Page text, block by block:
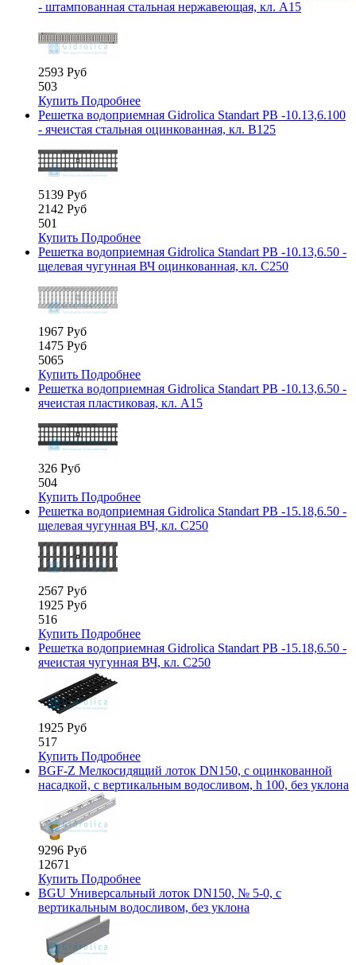
- штампованная стальная нержавеющая, кл. А15
2593 Руб
503
Купить Подробнее
Решетка водоприемная Gidrolica Standart РВ -10.13,6.100
- ячеистая стальная оцинкованная, кл. В125
5139 Руб
2142 Руб
501
Купить Подробнее
Решетка водоприемная Gidrolica Standart РВ -10.13,6.50 -
щелевая чугунная ВЧ оцинкованная, кл. С250
1967 Руб
1475 Руб
5065
Купить Подробнее
Решетка водоприемная Gidrolica Standart РВ -10.13,6.50 -
ячеистая пластиковая, кл. А15
326 Руб
504
Купить Подробнее
Решетка водоприемная Gidrolica Standart РВ -15.18,6.50 -
щелевая чугунная ВЧ, кл. С250
2567 Руб
1925 Руб
516
Купить Подробнее
Решетка водоприемная Gidrolica Standart РВ -15.18,6.50 -
ячеистая чугунная ВЧ, кл. С250
1925 Руб
517
Купить Подробнее
BGF-Z Мелкосидящий лоток DN150, с оцинкованной
насадкой, с вертикальным водосливом, h 100, без уклона
9296 Руб
12671
Купить Подробнее
BGU Универсальный лоток DN150, № 5-0, с
вертикальным водосливом, без уклона